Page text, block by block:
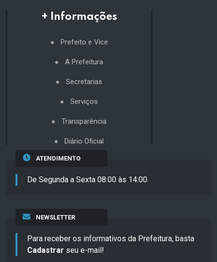
+ Informações
Prefeito e Vice
A Prefeitura
Secretarias
Serviços
Transparência
Diário Oficial
ATENDIMENTO
De Segunda a Sexta 08:00 às 14:00
NEWSLETTER
Para receber os informativos da Prefeitura, basta
Cadastrar seu e-mail!